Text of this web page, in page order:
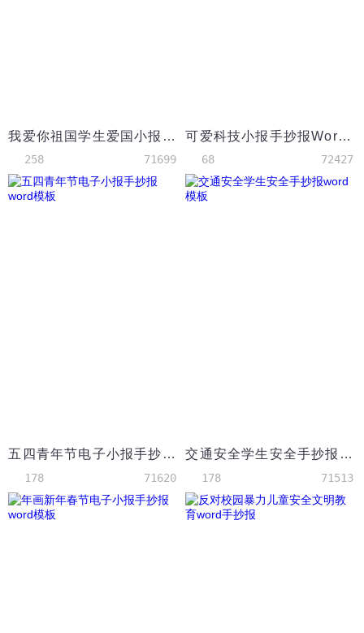
我爱你祖国学生爱国小报手抄报Word模板
258 71699
可爱科技小报手抄报Word模板
68 72427
五四青年节电子小报手抄报word模板
178 71620
交通安全学生安全手抄报word模板
178 71513